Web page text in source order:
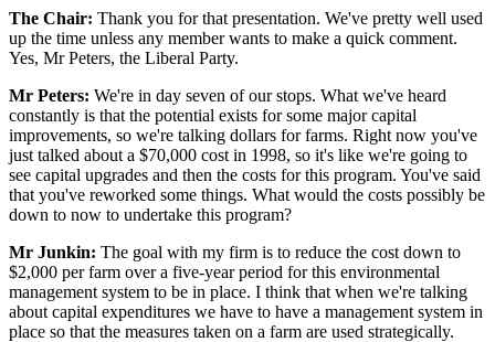
The Chair: Thank you for that presentation. We've pretty well used
up the time unless any member wants to make a quick comment.
Yes, Mr Peters, the Liberal Party.
Mr Peters: We're in day seven of our stops. What we've heard
constantly is that the potential exists for some major capital
improvements, so we're talking dollars for farms. Right now you've
just talked about a $70,000 cost in 1998, so it's like we're going to
see capital upgrades and then the costs for this program. You've said
that you've reworked some things. What would the costs possibly be
down to now to undertake this program?
Mr Junkin: The goal with my firm is to reduce the cost down to
$2,000 per farm over a five-year period for this environmental
management system to be in place. I think that when we're talking
about capital expenditures we have to have a management system in
place so that the measures taken on a farm are used strategically.